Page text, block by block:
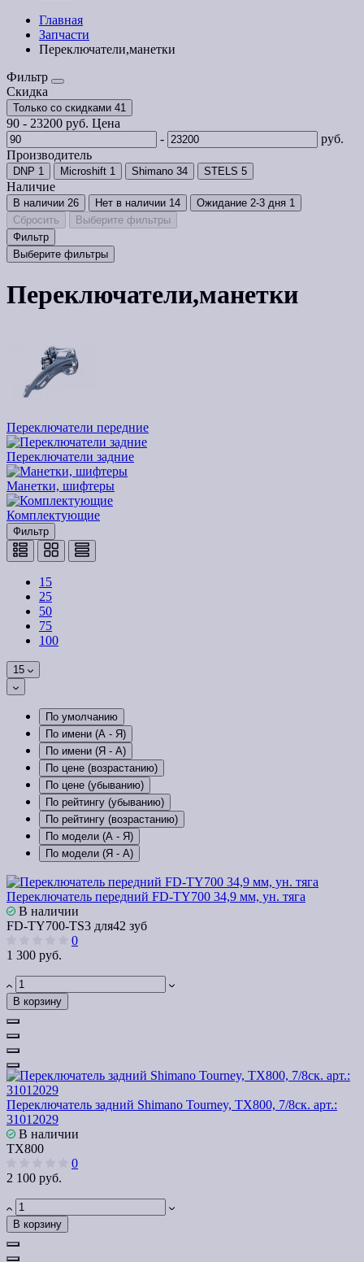
Главная
Запчасти
Переключатели,манетки
Фильтр
Скидка
Только со cкидками 41
90 - 23200 руб. Цена
-
руб.
Производитель
DNP 1 Microshift 1 Shimano 34 STELS 5
Наличие
В наличии 26 Нет в наличии 14 Ожидание 2-3 дня 1
Сбросить
Выберите фильтры
Фильтр
Выберите фильтры
Переключатели,манетки
Переключатели передние
Переключатели задние
Манетки, шифтеры
Комплектующие
Фильтр
15
25
50
75
100
15
По умолчанию
По имени (A - Я)
По имени (Я - A)
По цене (возрастанию)
По цене (убыванию)
По рейтингу (убыванию)
По рейтингу (возрастанию)
По модели (A - Я)
По модели (Я - A)
Переключатель передний FD-TY700 34,9 мм, ун. тяга
В наличии
FD-TY700-TS3 для42 зуб
0
1 300 руб.
В корзину
Переключатель задний Shimano Tourney, TX800, 7/8ск. арт.:
31012029
В наличии
TX800
0
2 100 руб.
В корзину